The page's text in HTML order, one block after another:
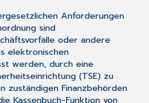
Anforderungen
sind
oder andere
elektronischen
werden, durch eine
(TSE) zu
zuständigen Finanzbehörden
Kassenbuch-Funktion von